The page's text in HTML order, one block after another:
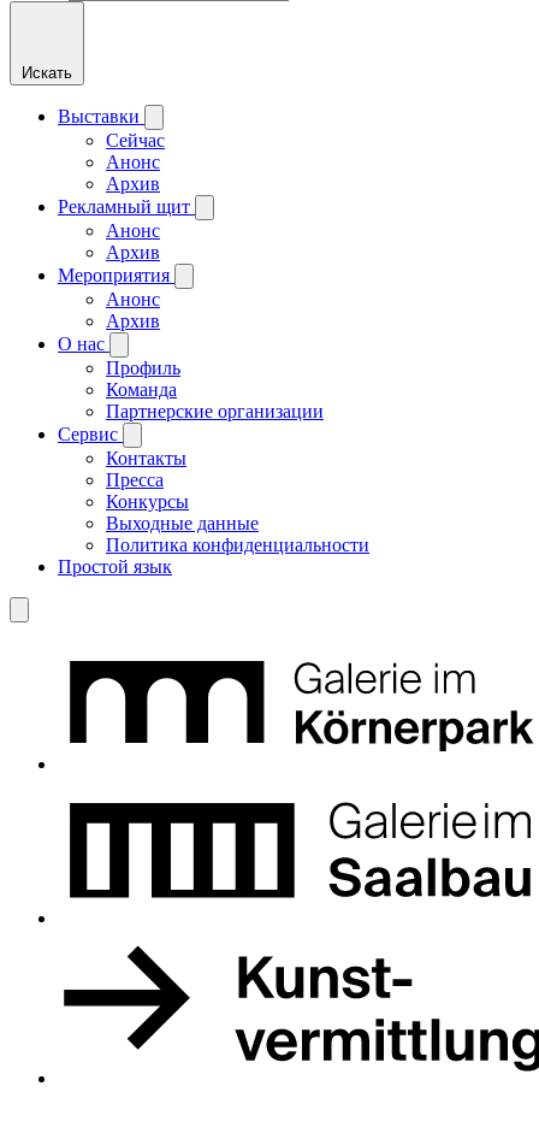
Искать
Выставки
Сейчас
Анонс
Архив
Рекламный щит
Анонс
Архив
Мероприятия
Анонс
Архив
О нас
Профиль
Команда
Партнерские организации
Сервис
Контакты
Пресса
Конкурсы
Выходные данные
Политика конфиденциальности
Простой язык